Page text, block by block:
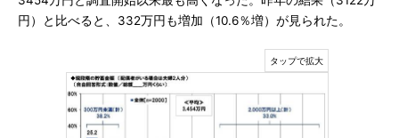
円）と比べると、332万円も増加（10.6％増）が見られた。